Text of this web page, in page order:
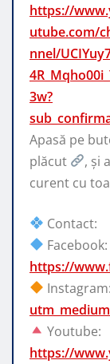
https://
utube.com/
nnel/
3w?
Apasă pe
plăcut
, și
curent cu
Contact:
Facebook:
https://
Instagram:
Youtube:
https://